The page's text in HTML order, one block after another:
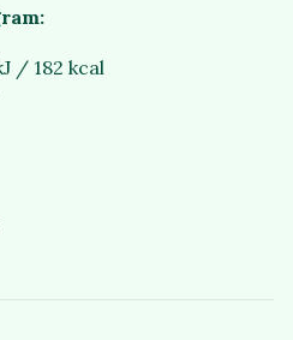
/ 182 kcal